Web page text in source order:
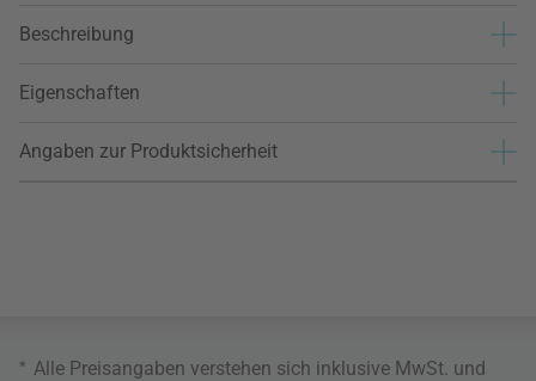
Beschreibung
Eigenschaften
Angaben zur Produktsicherheit
* Alle Preisangaben verstehen sich inklusive MwSt. und